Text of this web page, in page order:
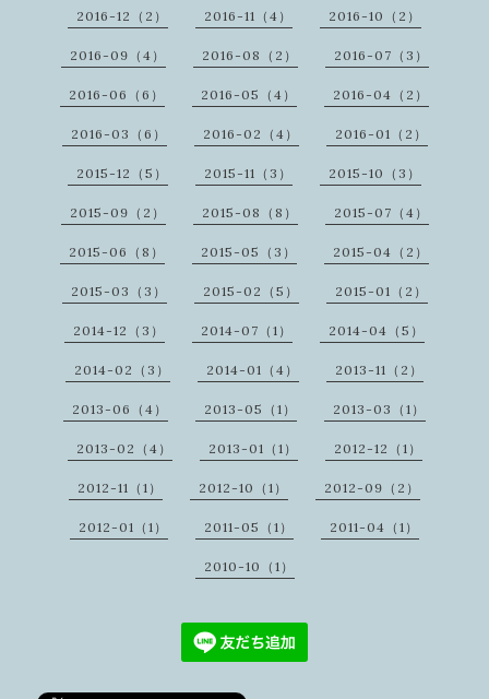
2016-12（2） 2016-11（4） 2016-10（2）
2016-09（4） 2016-08（2） 2016-07（3）
2016-06（6） 2016-05（4） 2016-04（2）
2016-03（6） 2016-02（4） 2016-01（2）
2015-12（5） 2015-11（3） 2015-10（3）
2015-09（2） 2015-08（8） 2015-07（4）
2015-06（8） 2015-05（3） 2015-04（2）
2015-03（3） 2015-02（5） 2015-01（2）
2014-12（3） 2014-07（1） 2014-04（5）
2014-02（3） 2014-01（4） 2013-11（2）
2013-06（4） 2013-05（1） 2013-03（1）
2013-02（4） 2013-01（1） 2012-12（1）
2012-11（1） 2012-10（1） 2012-09（2）
2012-01（1） 2011-05（1） 2011-04（1）
2010-10（1）